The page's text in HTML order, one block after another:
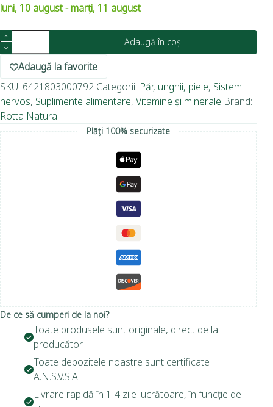
luni, 10 august - marți, 11 august
Adaugă în coș
Adaugă la favorite
SKU: 6421803000792 Categorii: Păr, unghii, piele, Sistem
nervos, Suplimente alimentare, Vitamine și minerale Brand:
Rotta Natura
Plăți 100% securizate
De ce să cumperi de la noi?
Toate produsele sunt originale, direct de la
producător.
Toate depozitele noastre sunt certificate
A.N.S.V.S.A.
Livrare rapidă în 1-4 zile lucrătoare, în funcție de